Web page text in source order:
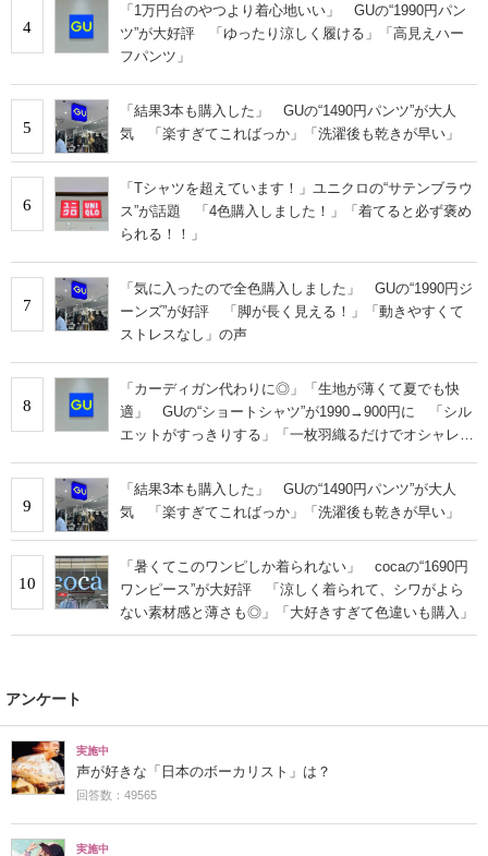
4
「1万円台のやつより着心地いい」 GUの“1990円パン
ツ”が大好評 「ゆったり涼しく履ける」「高見えハー
フパンツ」
5
「結果3本も購入した」 GUの“1490円パンツ”が大人
気 「楽すぎてこればっか」「洗濯後も乾きが早い」
6
「Tシャツを超えています！」ユニクロの“サテンブラウ
ス”が話題 「4色購入しました！」「着てると必ず褒め
られる！！」
7
「気に入ったので全色購入しました」 GUの“1990円ジ
ーンズ”が好評 「脚が長く見える！」「動きやすくて
ストレスなし」の声
8
「カーディガン代わりに◎」「生地が薄くて夏でも快
適」 GUの“ショートシャツ”が1990→900円に 「シル
エットがすっきりする」「一枚羽織るだけでオシャレに
9
「結果3本も購入した」 GUの“1490円パンツ”が大人
気 「楽すぎてこればっか」「洗濯後も乾きが早い」
10
「暑くてこのワンピしか着られない」 cocaの“1690円
ワンピース”が大好評 「涼しく着られて、シワがよら
ない素材感と薄さも◎」「大好きすぎて色違いも購入」
アンケート
実施中
声が好きな「日本のボーカリスト」は？
回答数：49565
実施中